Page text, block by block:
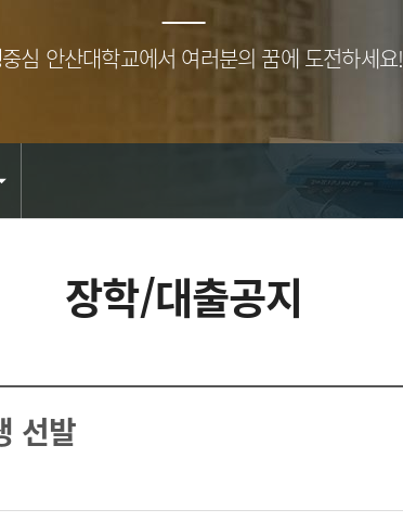
심 안산대학교에서 여러분의 꿈에 도전하세요!
장학/대출공지
선발